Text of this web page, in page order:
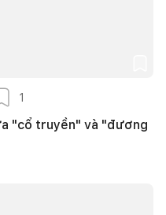
1
"cổ truyền" và "đương